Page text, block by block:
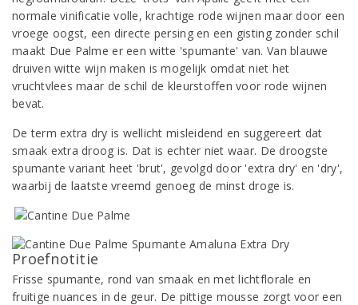
normale vinificatie volle, krachtige rode wijnen maar door een
vroege oogst, een directe persing en een gisting zonder schil
maakt Due Palme er een witte 'spumante' van. Van blauwe
druiven witte wijn maken is mogelijk omdat niet het
vruchtvlees maar de schil de kleurstoffen voor rode wijnen
bevat.
De term extra dry is wellicht misleidend en suggereert dat
smaak extra droog is. Dat is echter niet waar. De droogste
spumante variant heet 'brut', gevolgd door 'extra dry' en 'dry',
waarbij de laatste vreemd genoeg de minst droge is.
Proefnotitie
Frisse spumante, rond van smaak en met lichtflorale en
fruitige nuances in de geur. De pittige mousse zorgt voor een